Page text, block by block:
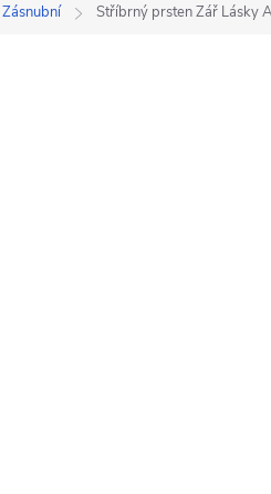
Zásnubní Stříbrný prsten Zář Lásky